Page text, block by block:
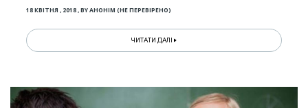
18 КВІТНЯ , 2018,BYАНОНІМ (НЕ ПЕРЕВІРЕНО)
ЧИТАТИ ДАЛІ